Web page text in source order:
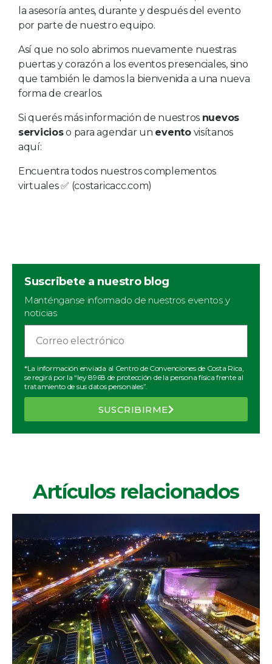
la asesoría antes, durante y después del evento
por parte de nuestro equipo.
Así que no solo abrimos nuevamente nuestras
puertas y corazón a los eventos presenciales, sino
que también le damos la bienvenida a una nueva
forma de crearlos.
Si querés más información de nuestros nuevos
servicioso para agendar un eventovisítanos
aquí:
Encuentra todos nuestros complementos
virtuales ✅ (costaricacc.com)
Suscribete a nuestro blog
Manténganse informado de nuestros eventos y
noticias
*La información enviada al Centro de Convenciones de Costa Rica,
se regirá por la “ley 8968 de protección de la persona física frente al
tratamiento de sus datos personales”.
SUSCRIBIRME
Artículos relacionados